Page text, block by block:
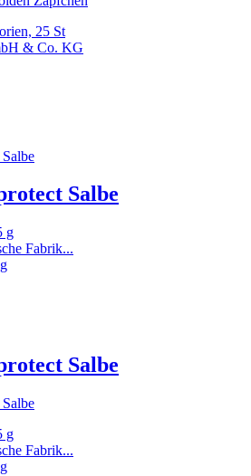
25 St
& Co. KG
Salbe
g
Fabrik...
Salbe
g
Fabrik...